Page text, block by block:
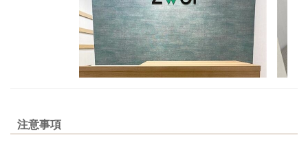
注意事項